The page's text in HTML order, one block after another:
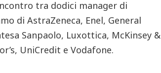
tra dodici manager di
di AstraZeneca, Enel, General
Sanpaolo, Luxottica, McKinsey &
UniCredit e Vodafone.